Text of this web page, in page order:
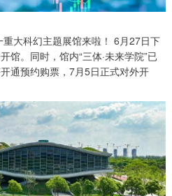
大科幻主题展馆来啦！ 6月27日下
馆。同时，馆内“三体·未来学院”已
通预约购票，7月5日正式对外开